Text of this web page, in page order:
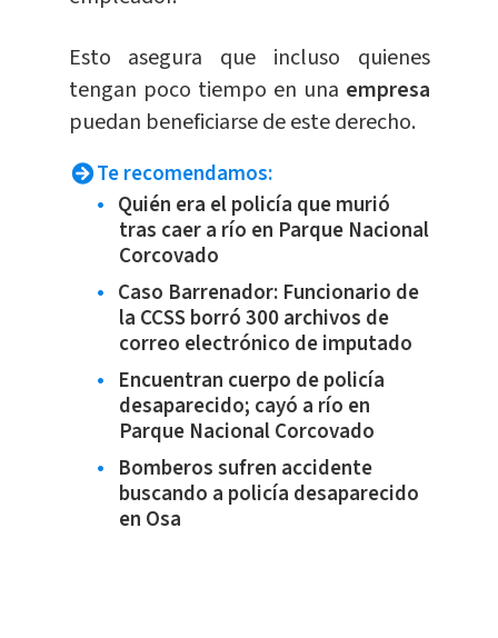
Esto asegura que incluso quienes
tengan poco tiempo en una empresa
puedan beneficiarse de este derecho.
Te recomendamos:
Quién era el policía que murió
tras caer a río en Parque Nacional
Corcovado
Caso Barrenador: Funcionario de
la CCSS borró 300 archivos de
correo electrónico de imputado
Encuentran cuerpo de policía
desaparecido; cayó a río en
Parque Nacional Corcovado
Bomberos sufren accidente
buscando a policía desaparecido
en Osa